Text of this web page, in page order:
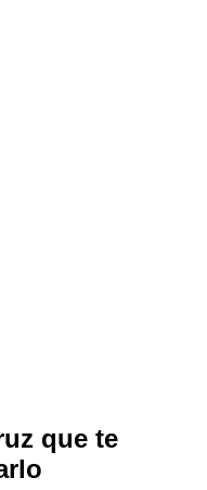
que te